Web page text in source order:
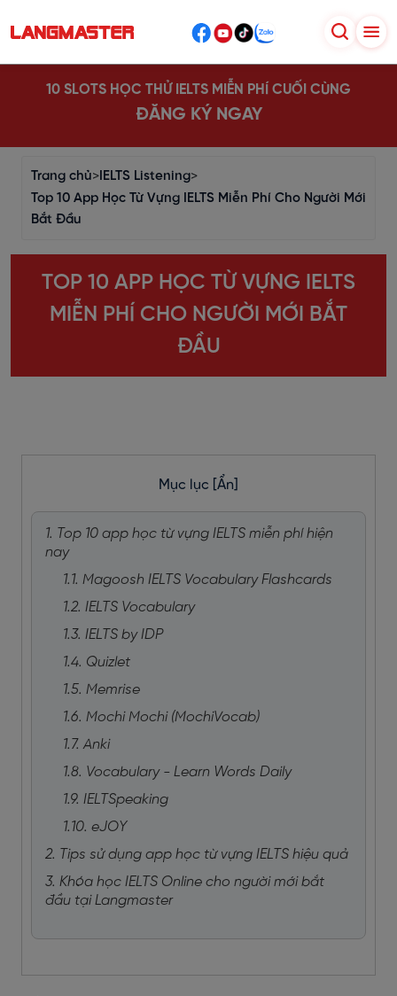
10 SLOTS HỌC THỬ IELTS MIỄN PHÍ CUỐI CÙNG
ĐĂNG KÝ NGAY
Trang chủ> IELTS Listening>
Top 10 App Học Từ Vựng IELTS Miễn Phí Cho Người Mới
Bắt Đầu
TOP 10 APP HỌC TỪ VỰNG IELTS
MIỄN PHÍ CHO NGƯỜI MỚI BẮT
ĐẦU
Mục lục [Ẩn]
1. Top 10 app học từ vựng IELTS miễn phí hiện
nay
1.1. Magoosh IELTS Vocabulary Flashcards
1.2. IELTS Vocabulary
1.3. IELTS by IDP
1.4. Quizlet
1.5. Memrise
1.6. Mochi Mochi (MochiVocab)
1.7. Anki
1.8. Vocabulary - Learn Words Daily
1.9. IELTSpeaking
1.10. eJOY
2. Tips sử dụng app học từ vựng IELTS hiệu quả
3. Khóa học IELTS Online cho người mới bắt
đầu tại Langmaster